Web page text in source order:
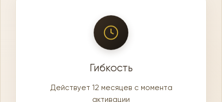
Гибкость
Действует 12 месяцев с момента
активации